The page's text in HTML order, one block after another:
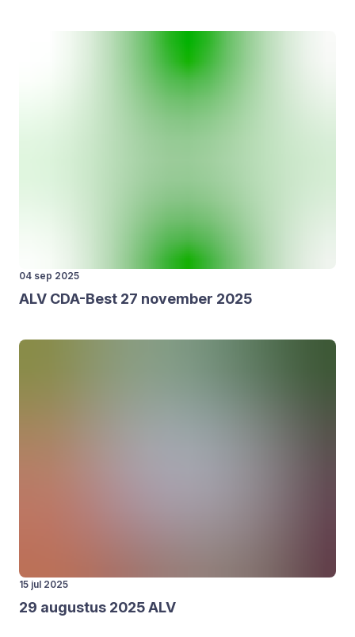
04 sep 2025
ALV CDA-Best 27 novem­ber 2025
15 jul 2025
29 augus­tus 2025ALV